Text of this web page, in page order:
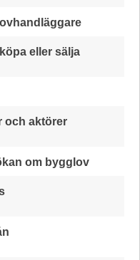
eller sälja
och aktörer
om bygglov